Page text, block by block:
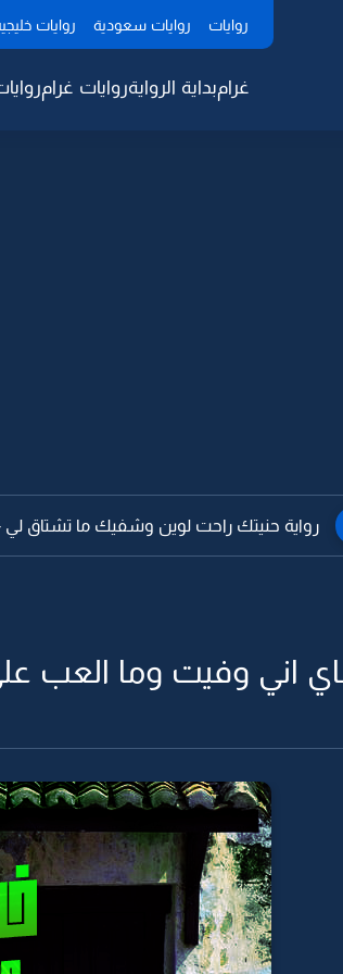
روايات روايات سعودية روايات
غرامبداية الروايةروايات غرام
رواية حنيتك راحت لوين وشفيك ما تشتاق لي -
اني وفيت وما العب على